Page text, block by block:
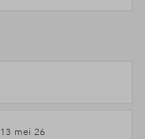
13 mei 26